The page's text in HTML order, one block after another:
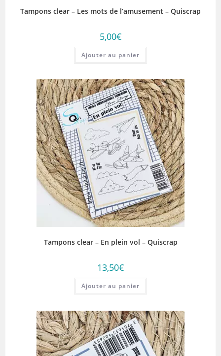
Tampons clear – Les mots de l’amusement – Quiscrap
5,00€
Ajouter au panier
Tampons clear – En plein vol – Quiscrap
13,50€
Ajouter au panier